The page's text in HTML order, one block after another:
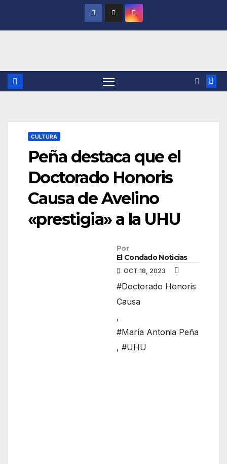
CULTURA
Peña destaca que el
Doctorado Honoris
Causa de Avelino
«prestigia» a la UHU
Por
El Condado Noticias
OCT 18, 2023
#Doctorado Honoris
Causa
,
#María Antonia Peña
, #UHU